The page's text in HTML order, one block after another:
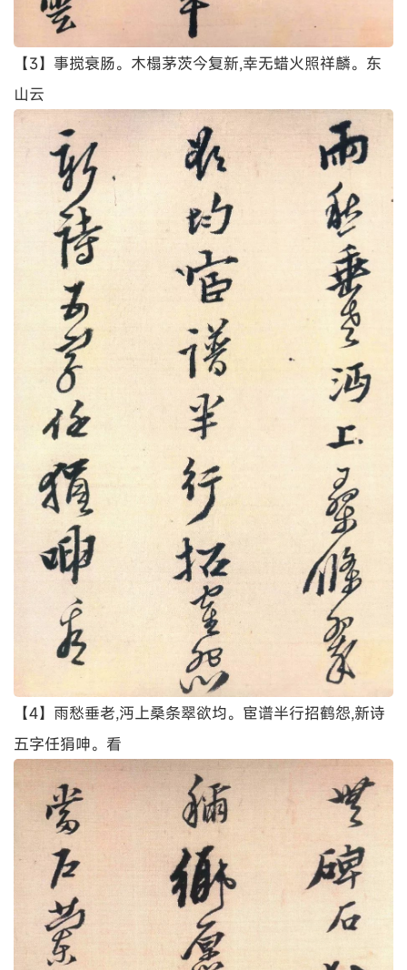
【3】事搅衰肠。木榻茅茨今复新,幸无蜡火照祥麟。东
山云
【4】雨愁垂老,沔上桑条翠欲均。宦谱半行招鹤怨,新诗
五字任狷呻。看